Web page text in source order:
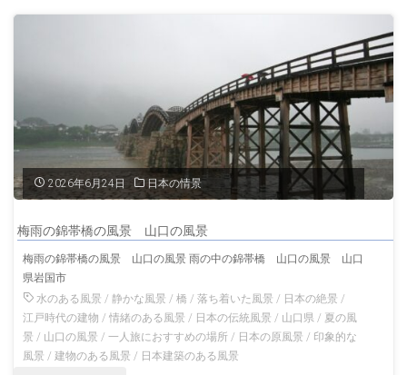
上
の
屋
鮭
干
2026年6月24日 日本の情景
梅雨の錦帯橋の風景 山口の風景
梅雨の錦帯橋の風景 山口の風景 雨の中の錦帯橋 山口の風景 山口
県岩国市
水のある風景 / 静かな風景 /橋 /落ち着いた風景 / 日本の絶景 /
江戸時代の建物 /情緒のある風景 / 日本の伝統風景 / 山口県 / 夏の風
景 / 山口の風景 /一人旅におすすめの場所 / 日本の原風景 / 印象的な
風景 /建物のある風景 / 日本建築のある風景